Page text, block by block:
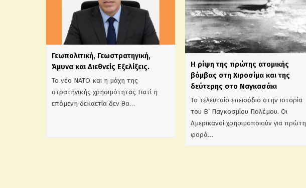
Γεωπολιτική, Γεωστρατηγική,
Άμυνα και Διεθνείς Εξελίξεις.
Το νέο ΝΑΤΟ και η μάχη της
στρατηγικής χρησιμότητας Γιατί η
επόμενη δεκαετία δεν θα…
Η ρίψη της πρώτης ατομικής
βόμβας στη Χιροσίμα και της
δεύτερης στο Ναγκασάκι
Το τελευταίο επεισόδιο στην ιστορία
του Β’ Παγκοσμίου Πολέμου. Οι
Αμερικανοί χρησιμοποιούν για πρώτη
φορά…